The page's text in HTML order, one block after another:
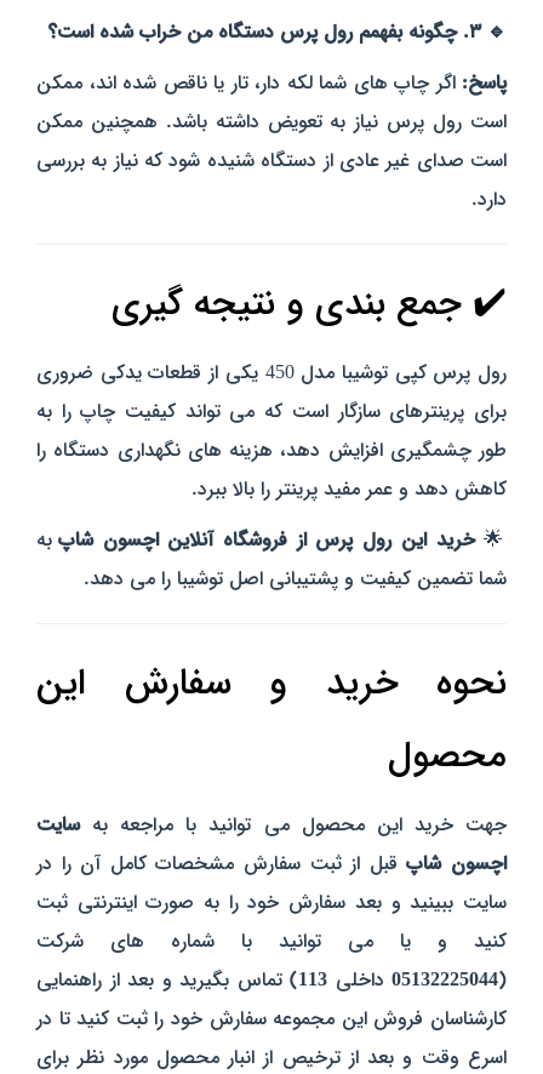
🔹 ۳. چگونه بفهمم رول پرس دستگاه من خراب شده است؟
پاسخ: اگر چاپ‌ های شما لکه‌ دار، تار یا ناقص شده‌ اند، ممکن
است رول پرس نیاز به تعویض داشته باشد. همچنین ممکن
است صدای غیر عادی از دستگاه شنیده شود که نیاز به بررسی
دارد.
✔️ جمع‌ بندی و نتیجه‌ گیری
رول پرس کپی توشیبا مدل 450 یکی از قطعات یدکی ضروری
برای پرینترهای سازگار است که می‌ تواند کیفیت چاپ را به‌
طور چشمگیری افزایش دهد، هزینه‌ های نگهداری دستگاه را
کاهش دهد و عمر مفید پرینتر را بالا ببرد.
🌟خرید این رول پرس از فروشگاه آنلاین اچسون شاپ به
شما تضمین کیفیت و پشتیبانی اصل توشیبا را می‌ دهد.
نحوه خرید و سفارش این
محصول
جهت خرید این محصول می توانید با مراجعه بهسایت
اچسون شاپقبل از ثبت سفارش مشخصات کامل آن را در
سایت ببینید و بعد سفارش خود را به صورت اینترنتی ثبت
کنید و یا می توانید با شماره های شرکت
(
05132225044 داخلی 113) تماس بگیرید و بعد از راهنمایی
کارشناسان فروش این مجموعه سفارش خود را ثبت کنید تا در
اسرع وقت و بعد از ترخیص از انبار محصول مورد نظر برای